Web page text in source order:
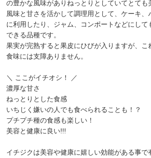
の豊かな風味がありねっとりとしていてとても
風味と甘さを活かして調理用として、ケーキ
に利用したり、ジャム、コンポートなどにして
できる品種です。
果実が完熟すると果皮にひびが入りますが、こ
食味には支障ありません。
＼ ここがイチオシ！ ／
濃厚な甘さ
ねっとりとした食感
いちじく嫌いの人でも食べられることも！？
プチプチ種の食感も楽しい！
美容と健康に良い!!!
イチジクは美容や健康に嬉しい効能がある事で